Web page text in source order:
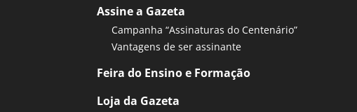
Assine a Gazeta
Campanha “Assinaturas do Centenário”
Vantagens de ser assinante
Feira do Ensino e Formação
Loja da Gazeta